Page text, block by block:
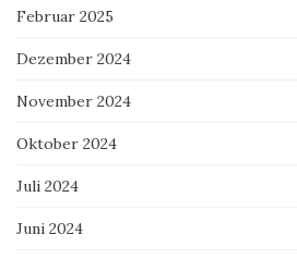
Februar 2025
Dezember 2024
November 2024
Oktober 2024
Juli 2024
Juni 2024